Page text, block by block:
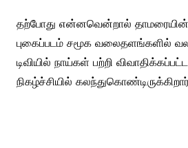
தற்போது என்னவென்றால்
புகைப்படம் சமூக வலைதளங்களில்
டிவியில் நாய்கள் பற்றி
நிகழ்ச்சியில்